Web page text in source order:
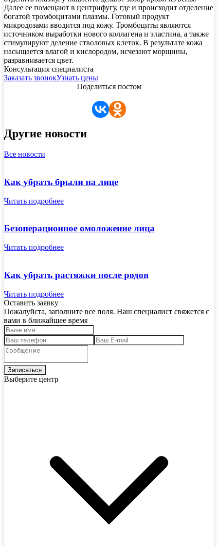
Далее ее помещают в центрифугу, где и происходит отделение
богатой тромбоцитами плазмы. Готовый продукт
микродозами вводится под кожу. Тромбоциты являются
источником выработки нового коллагена и эластина, а также
стимулируют деление стволовых клеток. В результате кожа
насыщается влагой и кислородом, исчезают морщины,
разравнивается цвет.
Консультация специалиста
Заказать звонокУзнать цены
Поделиться постом
Другие новости
Все новости
Как убрать брыли на лице
Читать подробнее
Безоперационное омоложение лица
Читать подробнее
Как убрать растяжки после родов
Читать подробнее
Оставить заявку
Пожалуйста, заполните все поля. Наш специалист свяжется с
вами в ближайшее время
Выберите центр